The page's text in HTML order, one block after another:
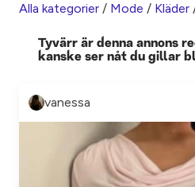
Alla kategorier / Mode / Kläder
Tyvärr är denna annons
kanske ser nåt du gillar
vanessa